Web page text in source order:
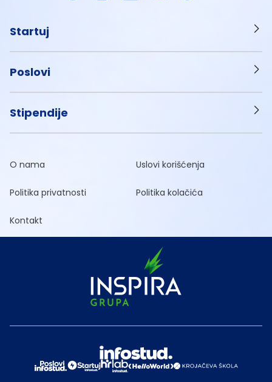
Startuj
Poslovi
Stipendije
O nama Uslovi korišćenja
Politika privatnosti Politika kolačića
Kontakt